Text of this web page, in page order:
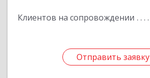
Клиентов на сопровождении
Отправить заявку
Отправить заявку